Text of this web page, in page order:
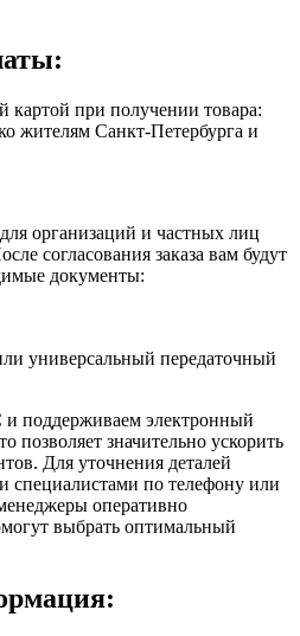
при получении товара:
жителям Санкт-Петербурга и
организаций и частных лиц
согласования заказа вам будут
документы:
универсальный передаточный
поддерживаем электронный
позволяет значительно ускорить
Для уточнения деталей
специалистами по телефону или
оперативно
выбрать оптимальный